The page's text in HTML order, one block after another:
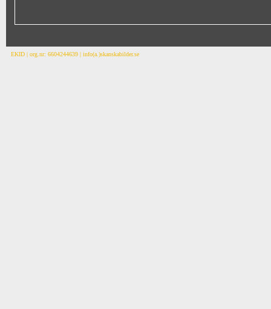
EKID | org.nr: 6604244639 | info(a.)skanskabilder.se